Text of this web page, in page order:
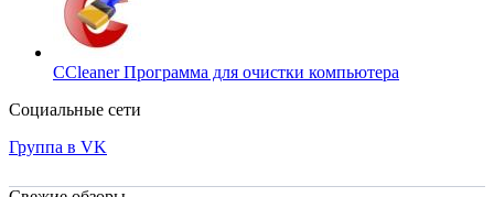
CCleanerПрограмма для очистки компьютера
Социальные сети
Группа в VK